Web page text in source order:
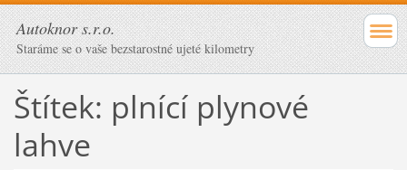
Autoknor s.r.o.
Staráme se o vaše bezstarostné ujeté kilometry
Štítek: plnící plynové
lahve